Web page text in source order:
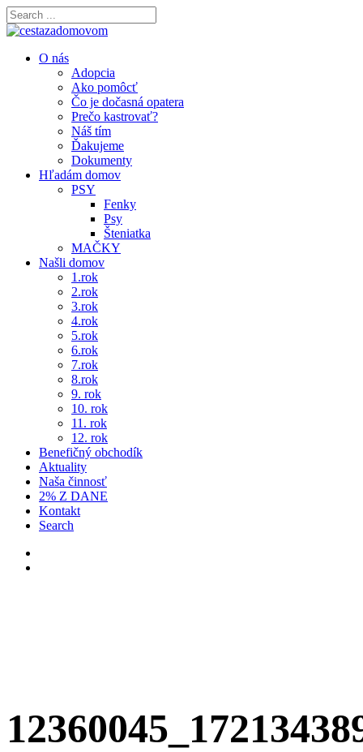
O nás
Adopcia
Ako pomôcť
Čo je dočasná opatera
Prečo kastrovať?
Náš tím
Ďakujeme
Dokumenty
Hľadám domov
PSY
Fenky
Psy
Šteniatka
MAČKY
Našli domov
1.rok
2.rok
3.rok
4.rok
5.rok
6.rok
7.rok
8.rok
9. rok
10. rok
11. rok
12. rok
Benefičný obchodík
Aktuality
Naša činnosť
2% Z DANE
Kontakt
Search